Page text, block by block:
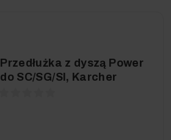
Przedłużka z dyszą Power
do SC/SG/SI, Karcher